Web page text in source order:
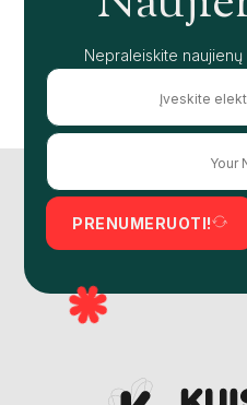
Nepraleiskite
PRENUMERUOTI!